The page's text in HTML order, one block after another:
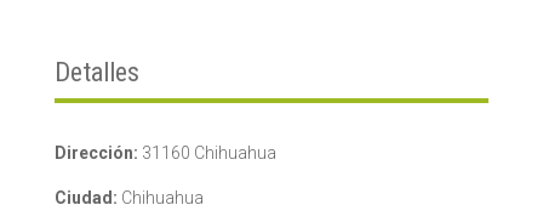
Detalles
Dirección: 31160 Chihuahua
Ciudad: Chihuahua